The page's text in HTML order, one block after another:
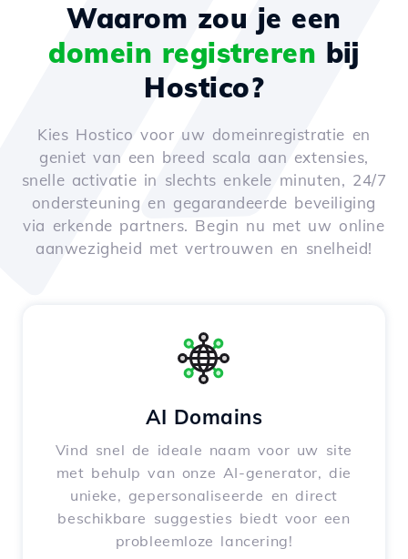
Waarom zou je een
domein registreren bij
Hostico?
Kies Hostico voor uw domeinregistratie en
geniet van een breed scala aan extensies,
snelle activatie in slechts enkele minuten, 24/7
ondersteuning en gegarandeerde beveiliging
via erkende partners. Begin nu met uw online
aanwezigheid met vertrouwen en snelheid!
AI Domains
Vind snel de ideale naam voor uw site
met behulp van onze AI-generator, die
unieke, gepersonaliseerde en direct
beschikbare suggesties biedt voor een
probleemloze lancering!